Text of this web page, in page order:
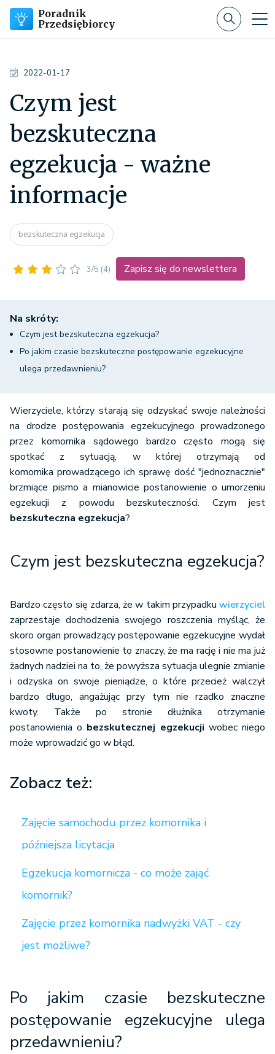
Poradnik
Przedsiębiorcy
2022-01-17
Czym jest
bezskuteczna
egzekucja - ważne
informacje
bezskuteczna egzekucja
3/5 (4) Zapisz się do newslettera
Na skróty:
Czym jest bezskuteczna egzekucja?
Po jakim czasie bezskuteczne postępowanie egzekucyjne
ulega przedawnieniu?
Wierzyciele, którzy starają się odzyskać swoje należności
na drodze postępowania egzekucyjnego prowadzonego
przez komornika sądowego bardzo często mogą się
spotkać z sytuacją, w której otrzymają od
komornika prowadzącego ich sprawę dość "jednoznacznie"
brzmiące pismo a mianowicie postanowienie o umorzeniu
egzekucji z powodu bezskuteczności. Czym jest
bezskuteczna egzekucja?
Czym jest bezskuteczna egzekucja?
Bardzo często się zdarza, że w takim przypadku wierzyciel
zaprzestaje dochodzenia swojego roszczenia myśląc, że
skoro organ prowadzący postępowanie egzekucyjne wydał
stosowne postanowienie to znaczy, że ma rację i nie ma już
żadnych nadziei na to, że powyższa sytuacja ulegnie zmianie
i odzyska on swoje pieniądze, o które przecież walczył
bardzo długo, angażując przy tym nie rzadko znaczne
kwoty. Także po stronie dłużnika otrzymanie
postanowienia o bezskutecznej egzekucji wobec niego
może wprowadzić go w błąd.
Zobacz też:
Zajęcie samochodu przez komornika i
późniejsza licytacja
Egzekucja komornicza - co może zająć
komornik?
Zajęcie przez komornika nadwyżki VAT - czy
jest możliwe?
Po jakim czasie bezskuteczne
postępowanie egzekucyjne ulega
przedawnieniu?